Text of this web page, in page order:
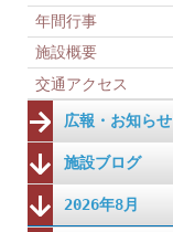
年間行事
施設概要
交通アクセス
広報・お知らせ
施設ブログ
2026年8月